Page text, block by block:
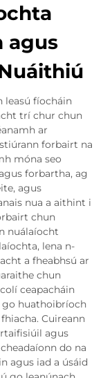
agus
fíocháin
trí chur chun
ar
forbairt na
móna seo
forbartha, ag
agus
nua a aithint i
chun
nuálaíocht
lena n-
a fheabhsú ar
chun
ceapacháin
go huathoibríoch
Cuireann
agus
do na
agus iad a úsáid